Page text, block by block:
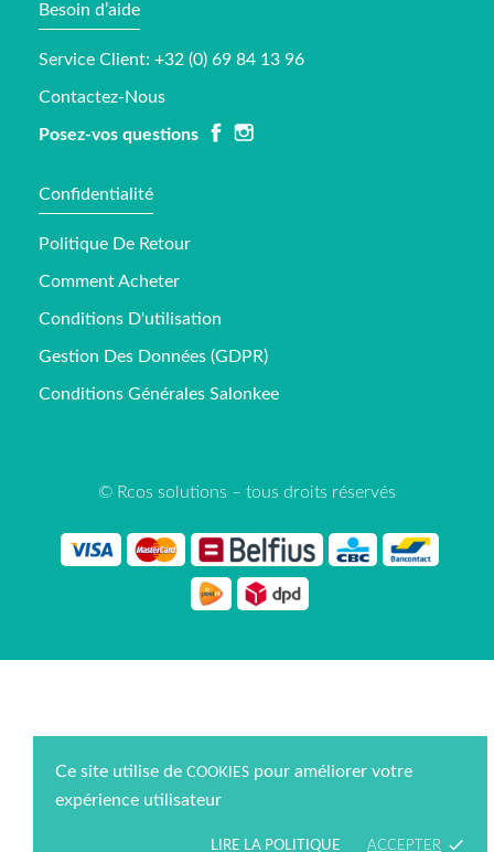
Ce site utilise de COOKIES pour améliorer votre
expérience utilisateur
LIRE LA POLITIQUE ACCEPTER done
Besoin d’aide
Service Client: +32 (0) 69 84 13 96
Contactez-Nous
Posez-vos questions
Confidentialité
Politique De Retour
Comment Acheter
Conditions D'utilisation
Gestion Des Données (GDPR)
Conditions Générales Salonkee
© Rcos solutions – tous droits réservés